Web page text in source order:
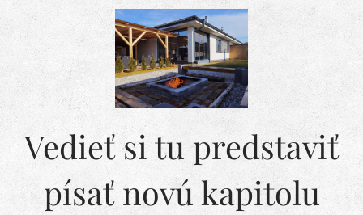
Vedieť si tu predstaviť
písať novú kapitolu